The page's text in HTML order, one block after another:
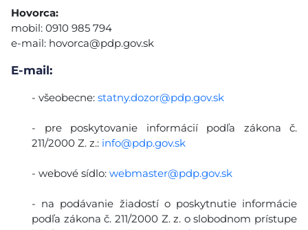
Hovorca:
mobil: 0910 985 794
e-mail: hovorca@pdp.gov.sk
E-mail:
- všeobecne: statny.dozor@pdp.gov.sk
- pre poskytovanie informácií podľa zákona č.
211/2000 Z. z.: info@pdp.gov.sk
- webové sídlo: webmaster@pdp.gov.sk
- na podávanie žiadostí o poskytnutie informácie
podľa zákona č. 211/2000 Z. z. o slobodnom prístupe